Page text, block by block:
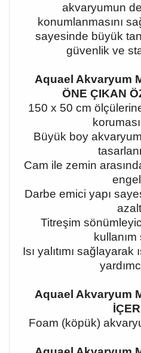
akvaryumun
konumlanmasını
sayesinde büyük
güvenlik ve
Aquael Akvaryum
ÖNE ÇIKAN
150 x 50 cm
Büyük boy
Cam ile zemin
Darbe emici yapı
Titreşim
Isı yalıtımı sağlayarak
Aquael Akvaryum
Foam (köpük)